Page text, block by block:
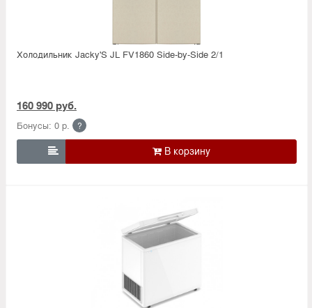
Холодильник Jacky'S JL FV1860 Side-by-Side 2/1
160 990 руб.
Бонусы: 0 р. ?
